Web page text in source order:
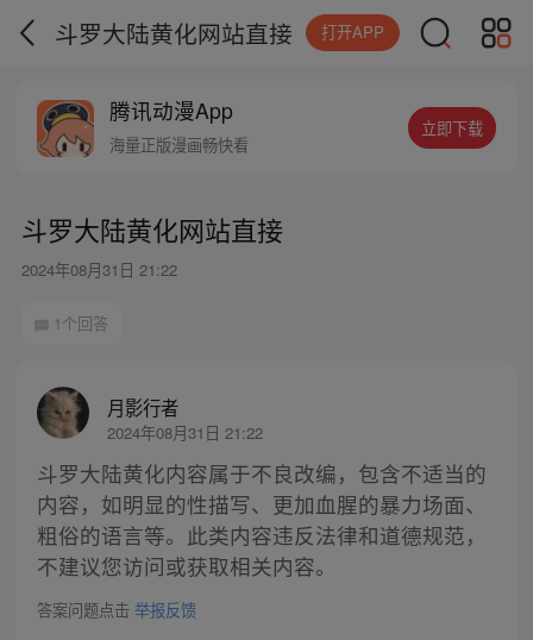
斗罗大陆黄化网站直接 打开APP
腾讯动漫App
海量正版漫画畅快看
立即下载
斗罗大陆黄化网站直接
2024年08月31日 21:22
1个回答
月影行者
2024年08月31日 21:22
斗罗大陆黄化内容属于不良改编，包含不适当的
内容，如明显的性描写、更加血腥的暴力场面、
粗俗的语言等。此类内容违反法律和道德规范，
不建议您访问或获取相关内容。
答案问题点击 举报反馈